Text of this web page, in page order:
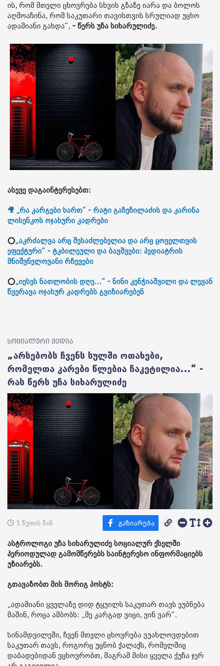
ის, რომ მთელი ცხოვრება სხვის გზაზე იარა და ბოლოს
აღმოაჩინა, რომ საკუთარი თავისთვის სრულიად უცხო
ადამიანი გახდა“, - წერს უჩა სიხარულიძე.
ასევე დაგაინტერესებთ:
🎥 „რა კარგები ხართ“ - რატი გაჩეჩილაძის და კარინა
ლისენკოს ოჯახური კადრები
⭕„აკრძალვა არც შესაძლებელია და არც ყოველთვის
ეფექტური“ - ტკბილეული და ბავშვები: პედიატრის
მნიშვნელოვანი რჩევები
⭕„იესეს ნათლობის დღე...“ - ნინი კენჭიაშვილი და ლევან
წვერავა ოჯახურ კადრებს გვიზიარებენ
სოციალური მედია
„არსებობს ჩვენს სულში ოთახები,
რომელთა კარები წლებია ჩაკეტილია...“ -
რას წერს უჩა სიხარულიძე
5 წუთის წინ
ასტროლოგი უჩა სიხარულიძე სოციალურ ქსელში
პერიოდულად გამომწერებს საინტერესო ინფორმაციებს
უზიარებს.
გთავაზობთ მის მორიგ პოსტს:
„ადამიანი ყველაზე დიდ ტყუილს საკუთარ თავს ეუბნება
მაშინ, როცა ამბობს: „მე კარგად ვიცი, ვინ ვარ“.
სინამდვილეში, ჩვენ მთელი ცხოვრება ვუახლოვდებით
საკუთარ თავს, როგორც უცნობ ქალაქს, რომელშიც
დაბადებიდან ვცხოვრობთ, მაგრამ მისი ყველა ქუჩა ჯერ